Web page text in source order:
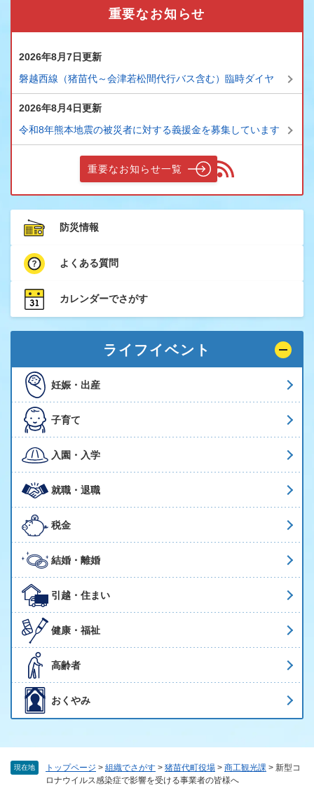
現在地 トップページ > 組織でさがす > 猪苗代町役場 > 商工観光課 > 新型コ
ロナウイルス感染症で影響を受ける事業者の皆様へ
重要なお知らせ
2026年8月7日更新
磐越西線（猪苗代～会津若松間代行バス含む）臨時ダイヤ
2026年8月4日更新
令和8年熊本地震の被災者に対する義援金を募集しています
重要なお知らせ一覧
防災情報
よくある質問
カレンダーでさがす
ライフイベント
妊娠・出産
子育て
入園・入学
就職・退職
税金
結婚・離婚
引越・住まい
健康・福祉
高齢者
おくやみ